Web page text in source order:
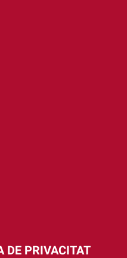
DE PRIVACITAT